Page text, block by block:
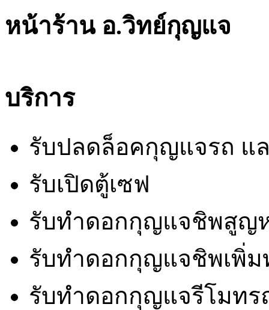
หน้าร้าน อ.วิทย์กุญแจ
บริการ
รับปลดล็อคกุญแจรถ แ
รับเปิดตู้เซฟ
รับทำดอกกุญแจชิพสูญ
รับทำดอกกุญแจชิพเพิ่
รับทำดอกกุญแจรีโมทร